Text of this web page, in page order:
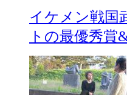
イケメン戦国
トの最優秀賞